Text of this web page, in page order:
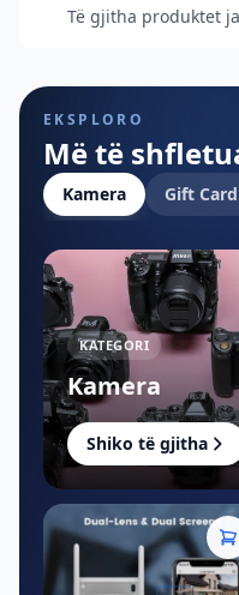
Të gjitha produktet
EKSPLORO
Më të
Kamera Gift Card
KATEGORI
Kamera
Shiko të gjitha